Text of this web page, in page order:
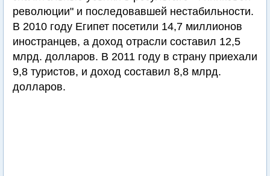
революции" и последовавшей нестабильности.
В 2010 году Египет посетили 14,7 миллионов
иностранцев, а доход отрасли составил 12,5
млрд. долларов. В 2011 году в страну приехали
9,8 туристов, и доход составил 8,8 млрд.
долларов.